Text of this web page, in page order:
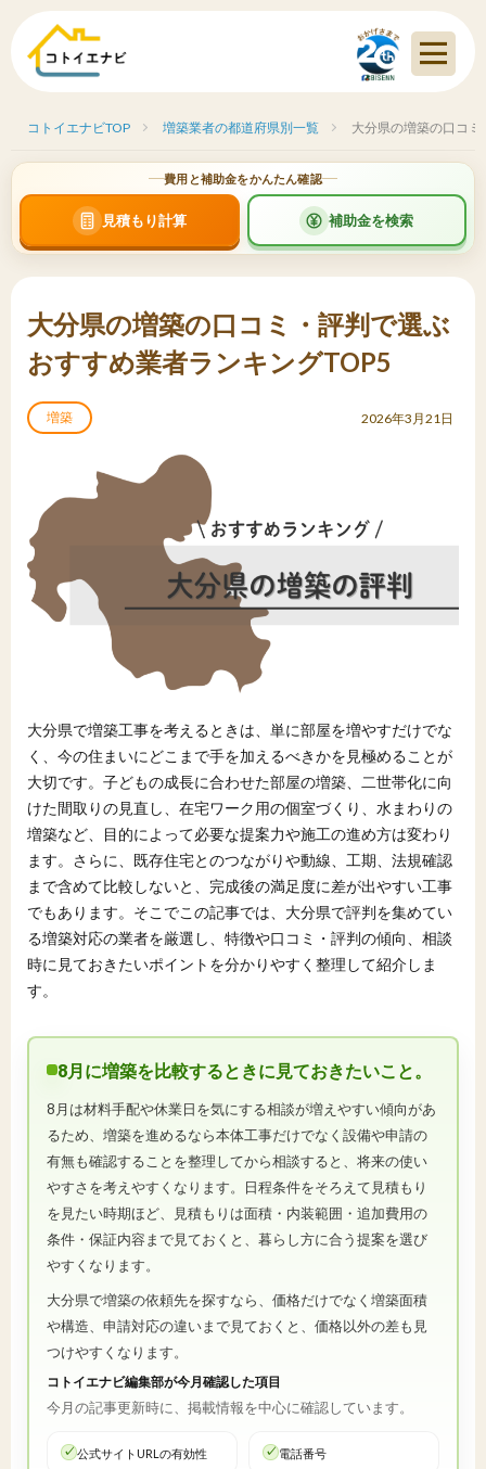
コトイエナビTOP 増築業者の都道府県別一覧 大分県の増築の口コ
費用と補助金をかんたん確認
見積もり計算 補助金を検索
大分県の増築の口コミ・評判で選ぶ
おすすめ業者ランキングTOP5
増築 2026年3月21日
大分県で増築工事を考えるときは、単に部屋を増やすだけでな
く、今の住まいにどこまで手を加えるべきかを見極めることが
大切です。子どもの成長に合わせた部屋の増築、二世帯化に向
けた間取りの見直し、在宅ワーク用の個室づくり、水まわりの
増築など、目的によって必要な提案力や施工の進め方は変わり
ます。さらに、既存住宅とのつながりや動線、工期、法規確認
まで含めて比較しないと、完成後の満足度に差が出やすい工事
でもあります。そこでこの記事では、大分県で評判を集めてい
る増築対応の業者を厳選し、特徴や口コミ・評判の傾向、相談
時に見ておきたいポイントを分かりやすく整理して紹介しま
す。
8月に増築を比較するときに見ておきたいこと。
8月は材料手配や休業日を気にする相談が増えやすい傾向があ
るため、増築を進めるなら本体工事だけでなく設備や申請の
有無も確認することを整理してから相談すると、将来の使い
やすさを考えやすくなります。日程条件をそろえて見積もり
を見たい時期ほど、見積もりは面積・内装範囲・追加費用の
条件・保証内容まで見ておくと、暮らし方に合う提案を選び
やすくなります。
大分県で増築の依頼先を探すなら、価格だけでなく増築面積
や構造、申請対応の違いまで見ておくと、価格以外の差も見
つけやすくなります。
コトイエナビ編集部が今月確認した項目
今月の記事更新時に、掲載情報を中心に確認しています。
公式サイトURLの有効性 電話番号